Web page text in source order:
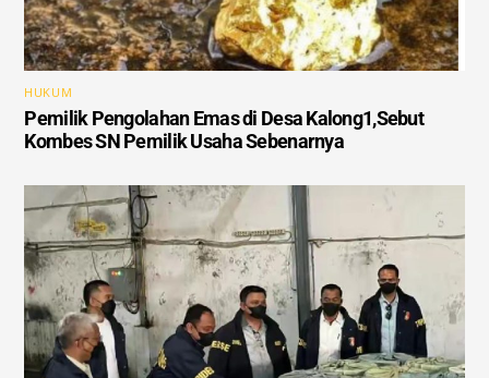
HUKUM
Pemilik Pengolahan Emas di Desa Kalong1,Sebut
Kombes SN Pemilik Usaha Sebenarnya